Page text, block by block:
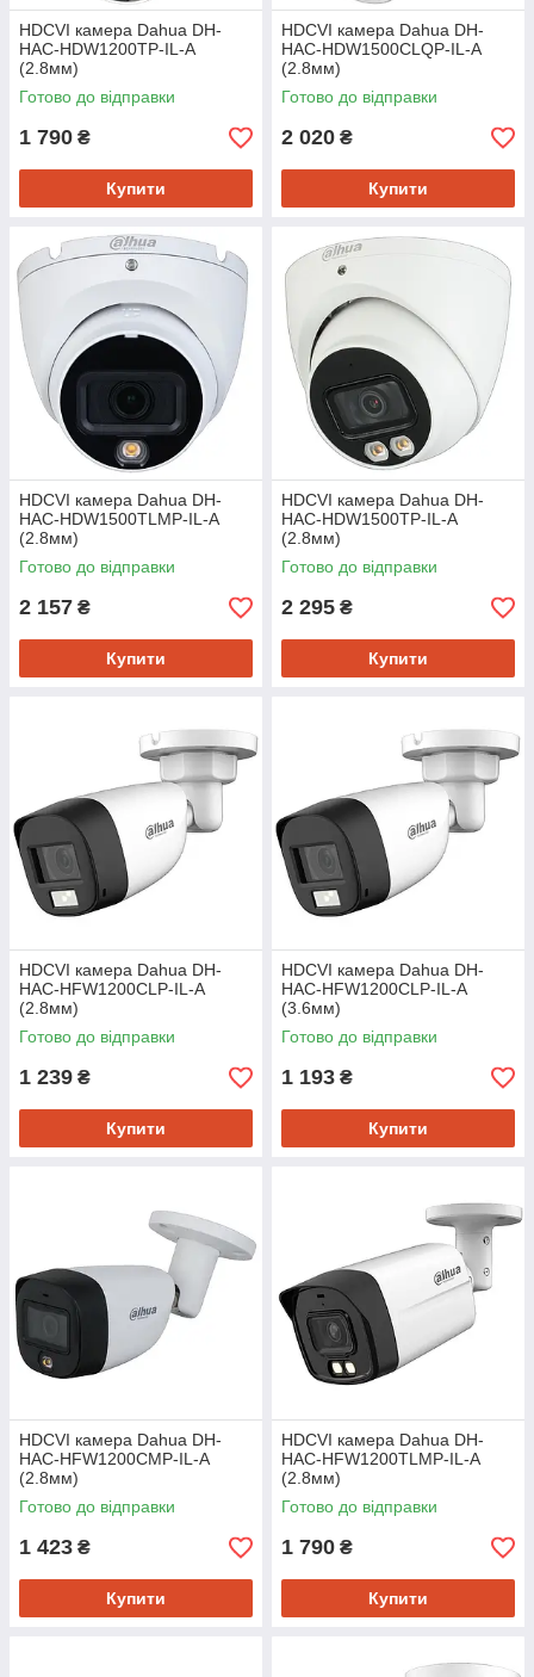
HDCVI камера Dahua DH-
HAC-HDW1200TP-IL-A
(2.8мм)
Готово до відправки
1 790 ₴
Купити
HDCVI камера Dahua DH-
HAC-HDW1500CLQP-IL-A
(2.8мм)
Готово до відправки
2 020 ₴
Купити
HDCVI камера Dahua DH-
HAC-HDW1500TLMP-IL-A
(2.8мм)
Готово до відправки
2 157 ₴
Купити
HDCVI камера Dahua DH-
HAC-HDW1500TP-IL-A
(2.8мм)
Готово до відправки
2 295 ₴
Купити
HDCVI камера Dahua DH-
HAC-HFW1200CLP-IL-A
(2.8мм)
Готово до відправки
1 239 ₴
Купити
HDCVI камера Dahua DH-
HAC-HFW1200CLP-IL-A
(3.6мм)
Готово до відправки
1 193 ₴
Купити
HDCVI камера Dahua DH-
HAC-HFW1200CMP-IL-A
(2.8мм)
Готово до відправки
1 423 ₴
Купити
HDCVI камера Dahua DH-
HAC-HFW1200TLMP-IL-A
(2.8мм)
Готово до відправки
1 790 ₴
Купити